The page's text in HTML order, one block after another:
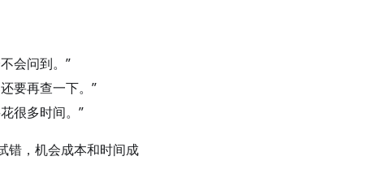
会问到。”
要再查一下。”
很多时间。”
错，机会成本和时间成